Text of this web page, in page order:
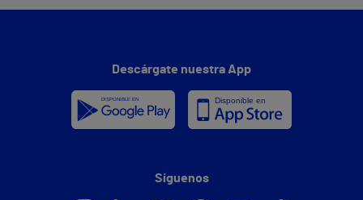
Descárgate nuestra App
Síguenos